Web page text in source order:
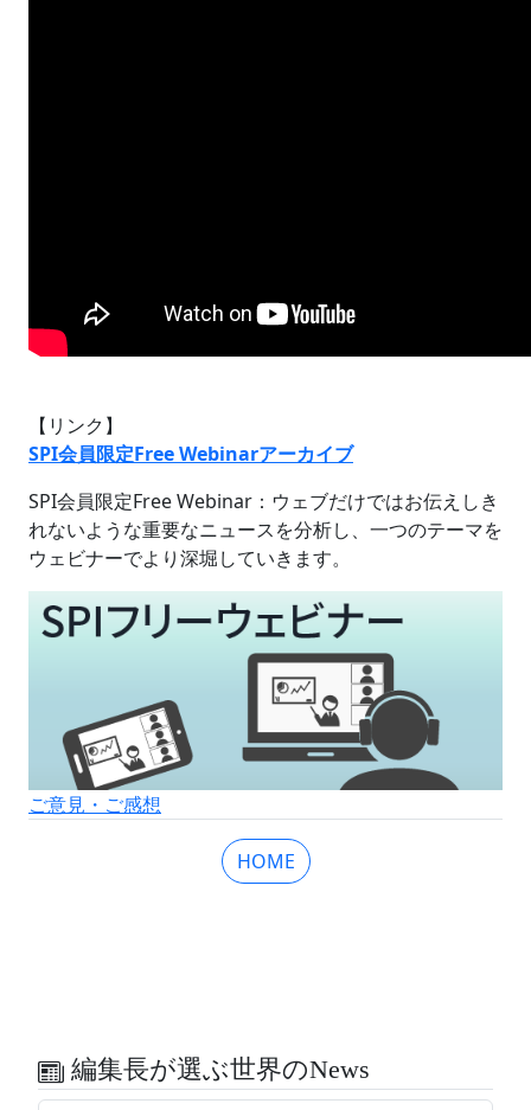
【リンク】
SPI会員限定Free Webinarアーカイブ
SPI会員限定Free Webinar：ウェブだけではお伝えしき
れないような重要なニュースを分析し、一つのテーマを
ウェビナーでより深堀していきます。
ご意見・ご感想
HOME
編集長が選ぶ世界のNews